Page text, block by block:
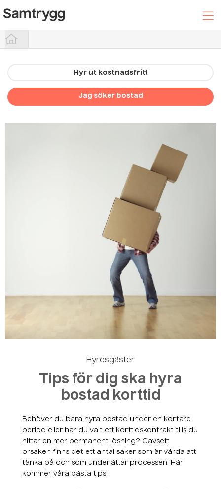
Logga In
Skapa ett konto
Hyr ut kostnadsfritt
Jag söker bostad
Hyresgäster
Tips för dig ska hyra
bostad korttid
Behöver du bara hyra bostad under en kortare
period eller har du valt ett korttidskontrakt tills du
hittar en mer permanent lösning? Oavsett
orsaken finns det ett antal saker som är värda att
tänka på och som underlättar processen. Här
kommer våra bästa tips!